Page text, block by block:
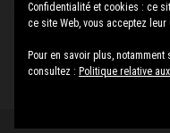
Mauvaise Herbe
Confidentialité et cookies : ce
ce site Web, vous acceptez leur
Pour en savoir plus,
consultez : Politique relative